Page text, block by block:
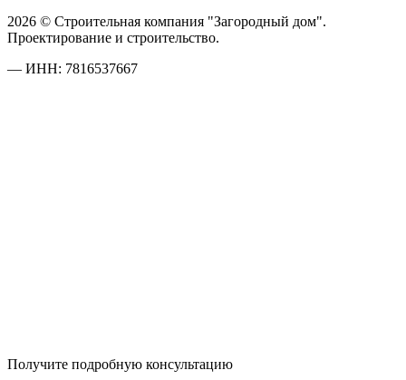
2026 © Строительная компания "Загородный дом".
Проектирование и строительство.
— ИНН: 7816537667
Получите подробную консультацию